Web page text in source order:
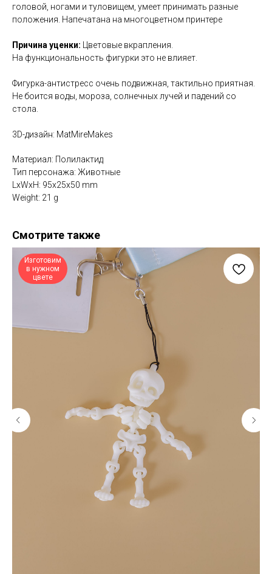
головой, ногами и туловищем, умеет принимать разные
положения. Напечатана на многоцветном принтере
Причина уценки: Цветовые вкрапления.
На функциональность фигурки это не влияет.
Фигурка-антистресс очень подвижная, тактильно приятная.
Не боится воды, мороза, солнечных лучей и падений со
стола.
3D-дизайн: MatMireMakes
Материал: Полилактид
Тип персонажа: Животные
LxWxH: 95x25x50 mm
Weight: 21 g
Смотрите также
Изготовим
в нужном
цвете